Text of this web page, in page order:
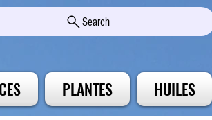
Search
PLANTES HUILES